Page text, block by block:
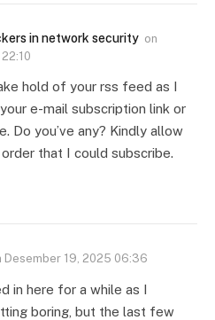
in network security on
hold of your rss feed as I
e-mail subscription link or
Do you’ve any? Kindly allow
that I could subscribe.
Desember 19, 2025 06:36
in here for a while as I
boring, but the last few